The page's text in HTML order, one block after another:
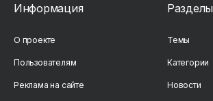
Информация
О проекте
Пользователям
Реклама на сайте
Разделы
Темы
Категории
Новости